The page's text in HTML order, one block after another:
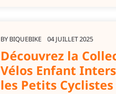
BY BIQUEBIKE 04 JUILLET 2025
Découvrez la
Vélos Enfant
les Petits